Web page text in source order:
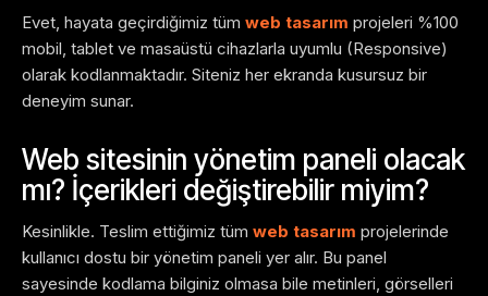
Evet, hayata geçirdiğimiz tüm web tasarım projeleri %100
mobil, tablet ve masaüstü cihazlarla uyumlu (Responsive)
olarak kodlanmaktadır. Siteniz her ekranda kusursuz bir
deneyim sunar.
Web sitesinin yönetim paneli olacak
mı? İçerikleri değiştirebilir miyim?
Kesinlikle. Teslim ettiğimiz tüm web tasarım projelerinde
kullanıcı dostu bir yönetim paneli yer alır. Bu panel
sayesinde kodlama bilginiz olmasa bile metinleri, görselleri